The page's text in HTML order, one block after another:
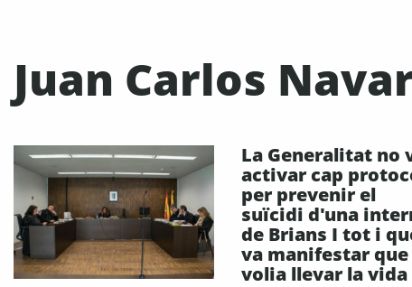
Juan Carlos
La Generalitat no
activar cap
per prevenir el
suïcidi d'una
de Brians I tot i
va manifestar que
volia llevar la vida